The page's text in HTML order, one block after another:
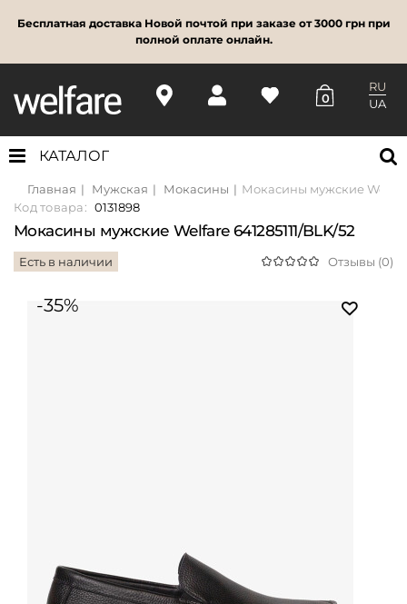
Бесплатная доставка Новой почтой при заказе от 3000 грн при
полной оплате онлайн.
0
RU
UA
КАТАЛОГ
Главная Мужская Мокасины
Мокасины мужские Welfare
Код товара: 0131898
Мокасины мужские Welfare 641285111/BLK/52
Есть в наличии Отзывы (0)
-35%